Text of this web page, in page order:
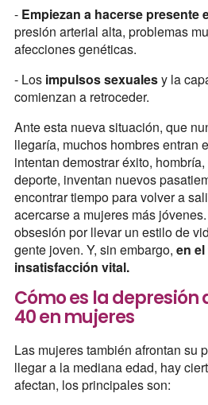
- Empiezan a hacerse presente
presión arterial alta, problemas
afecciones genéticas.
- Losimpulsos sexualesy la
comienzan a retroceder.
Ante esta nueva situación, que
llegaría, muchos hombres entran
intentan demostrar éxito,
deporte, inventan nuevos
encontrar tiempo para volver a
acercarse a mujeres más
obsesión por llevar un estilo de
gente joven. Y, sin embargo, en
insatisfacción vital.
Cómo es la depresión
40 en mujeres
Las mujeres también afrontan su
llegar a la mediana edad, hay
afectan, los principales son: